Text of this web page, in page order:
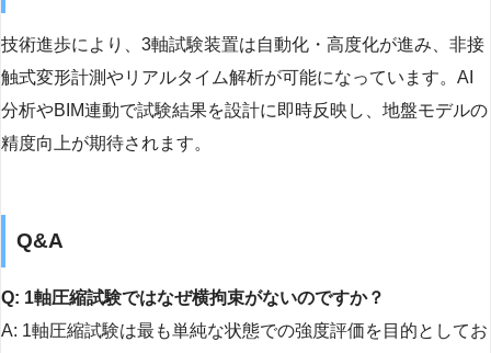
技術進歩により、3軸試験装置は自動化・高度化が進み、非接
触式変形計測やリアルタイム解析が可能になっています。AI
分析やBIM連動で試験結果を設計に即時反映し、地盤モデルの
精度向上が期待されます。
Q&A
Q: 1軸圧縮試験ではなぜ横拘束がないのですか？
A: 1軸圧縮試験は最も単純な状態での強度評価を目的としてお